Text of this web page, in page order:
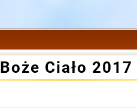
Boże Ciało 2017